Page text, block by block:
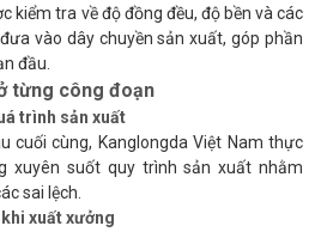
kiểm tra về độ đồng đều, độ bền và các
vào dây chuyền sản xuất, góp phần
đầu.
từng công đoạn
trình sản xuất
cuối cùng, Kanglongda Việt Nam thực
xuyên suốt quy trình sản xuất nhằm
sai lệch.
xuất xưởng